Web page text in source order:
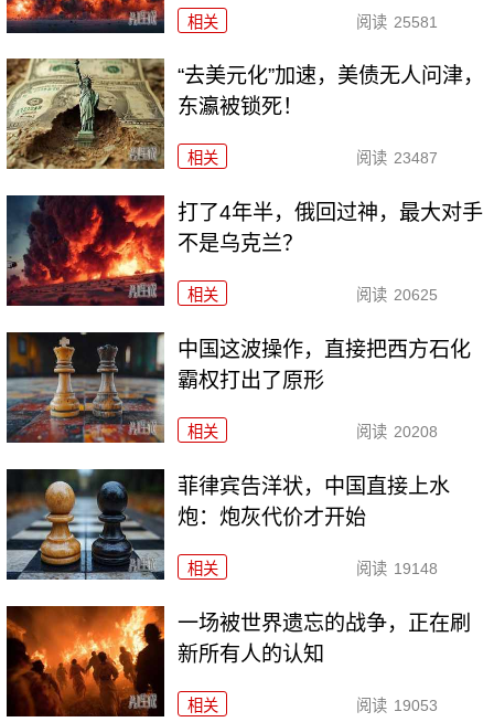
相关 阅读 25581
“去美元化”加速，美债无人问津，
东瀛被锁死！
相关 阅读 23487
打了4年半，俄回过神，最大对手
不是乌克兰？
相关 阅读 20625
中国这波操作，直接把西方石化
霸权打出了原形
相关 阅读 20208
菲律宾告洋状，中国直接上水
炮：炮灰代价才开始
相关 阅读 19148
一场被世界遗忘的战争，正在刷
新所有人的认知
相关 阅读 19053